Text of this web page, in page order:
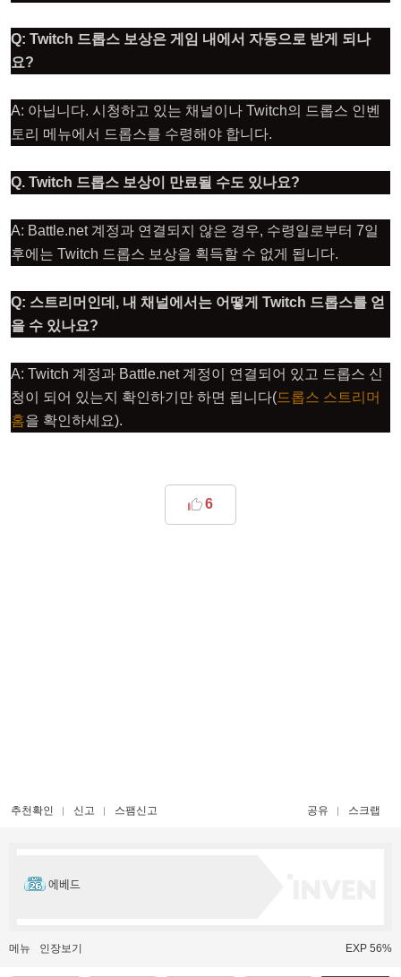
Q: Twitch 드롭스 보상은 게임 내에서 자동으로 받게 되나
요?
A: 아닙니다. 시청하고 있는 채널이나 Twitch의 드롭스 인벤
토리 메뉴에서 드롭스를 수령해야 합니다.
Q. Twitch 드롭스 보상이 만료될 수도 있나요?
A: Battle.net 계정과 연결되지 않은 경우, 수령일로부터 7일
후에는 Twitch 드롭스 보상을 획득할 수 없게 됩니다.
Q: 스트리머인데, 내 채널에서는 어떻게 Twitch 드롭스를 얻
을 수 있나요?
A: Twitch 계정과 Battle.net 계정이 연결되어 있고 드롭스 신
청이 되어 있는지 확인하기만 하면 됩니다(드롭스 스트리머
홈을 확인하세요).
6
추천확인 신고 스팸신고 공유 스크랩
에베드
메뉴 인장보기 EXP 56%